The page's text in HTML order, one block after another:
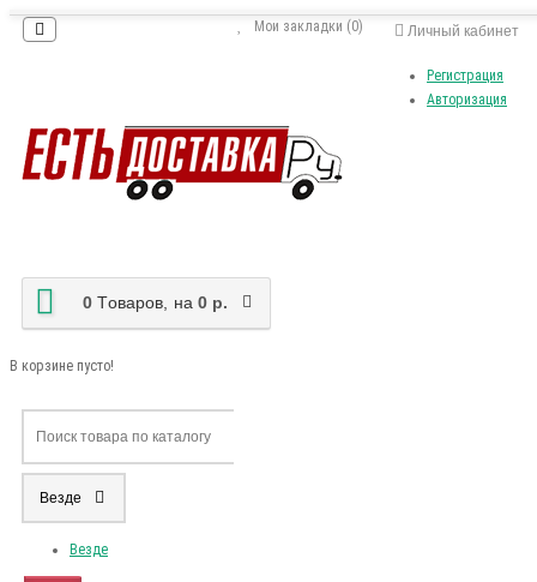
Личный кабинет
Регистрация
Авторизация
Мои закладки (0)
0 Tоваров, на 0 р.
В корзине пусто!
Везде
Везде